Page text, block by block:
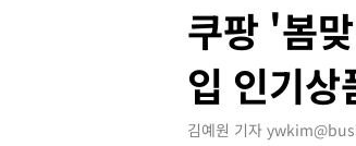
쿠팡 '봄
입 인기
김예원 기자